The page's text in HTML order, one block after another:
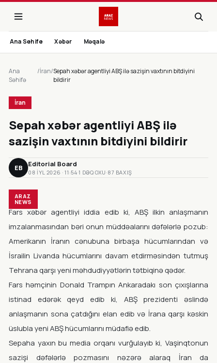
Ana Sehife Xəbər Məqalə
Ana
Səhifə
/İran/Sepah xəbər agentliyi ABŞ ilə sazişin vaxtının bitdiyini
bildirir
İran
Sepah xəbər agentliyi ABŞ ilə
sazişin vaxtının bitdiyini bildirir
EB Editorial Board
08 IYL 2026 · 11:54·1 DƏQ OXU ·87 BAXIŞ
ARAZ
NEWS
Fars xəbər agentliyi iddia edib ki, ABŞ ilkin anlaşmanın
imzalanmasından bəri onun müddəalarını dəfələrlə pozub:
Amerikanın İranın cənubuna birbaşa hücumlarından və
İsrailin Livanda hücumlarını davam etdirməsindən tutmuş
Tehrana qarşı yeni məhdudiyyətlərin tətbiqinə qədər.
Fars həmçinin Donald Trampın Ankaradakı son çıxışlarına
istinad edərək qeyd edib ki, ABŞ prezidenti əslində
anlaşmanın sona çatdığını elan edib və İrana qarşı kəskin
üslubla yeni ABŞ hücumlarını müdafiə edib.
Sepaha yaxın bu media orqanı vurğulayıb ki, Vaşinqtonun
sazişi dəfələrlə pozmasını nəzərə alaraq İran da